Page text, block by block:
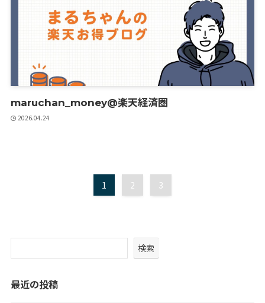
maruchan_money@楽天経済圏
2026.04.24
1 2 3
検索
最近の投稿